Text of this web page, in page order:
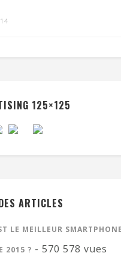
125×125
ARTICLES
LE MEILLEUR
2015 ? - 570 578 vues